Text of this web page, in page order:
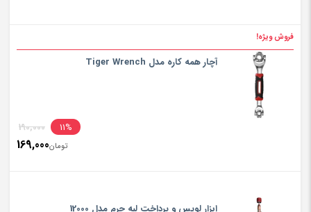
فروش ویژه!
آچار همه کاره مدل Tiger Wrench
11%
190,000
تومان169,000
ابزار لویس و پرداخت لبه چرم مدل 12000